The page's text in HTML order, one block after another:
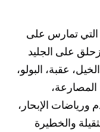
التي تمارس على
على الجليد
عقبة، البولو،
المصارعة،
ورياضات الإبحار،
والخطيرة